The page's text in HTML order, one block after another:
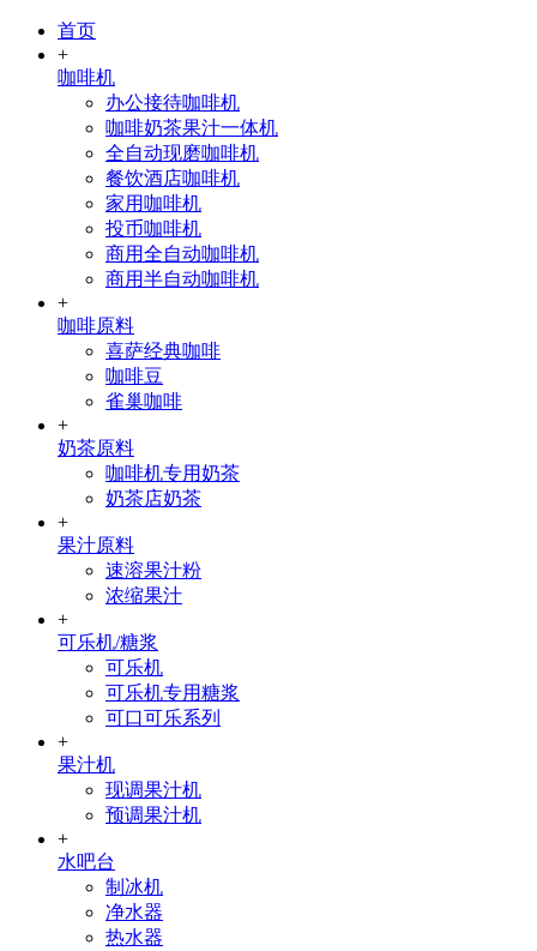
首页
+
咖啡机
办公接待咖啡机
咖啡奶茶果汁一体机
全自动现磨咖啡机
餐饮酒店咖啡机
家用咖啡机
投币咖啡机
商用全自动咖啡机
商用半自动咖啡机
+
咖啡原料
喜萨经典咖啡
咖啡豆
雀巢咖啡
+
奶茶原料
咖啡机专用奶茶
奶茶店奶茶
+
果汁原料
速溶果汁粉
浓缩果汁
+
可乐机/糖浆
可乐机
可乐机专用糖浆
可口可乐系列
+
果汁机
现调果汁机
预调果汁机
+
水吧台
制冰机
净水器
热水器